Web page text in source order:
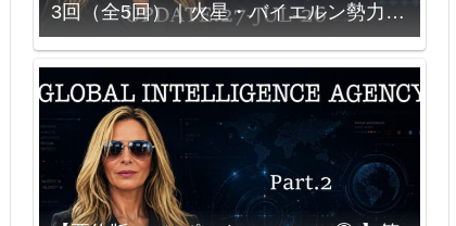
3回（全5回）｜火星・バイエルン勢力
と、ソースを再現しようとする科学